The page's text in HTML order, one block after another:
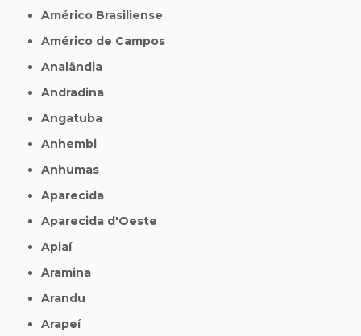
Américo Brasiliense
Américo de Campos
Analândia
Andradina
Angatuba
Anhembi
Anhumas
Aparecida
Aparecida d'Oeste
Apiaí
Aramina
Arandu
Arapeí